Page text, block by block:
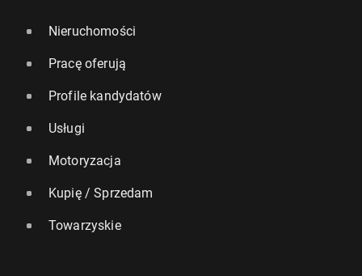
Nieruchomości
Pracę oferują
Profile kandydatów
Usługi
Motoryzacja
Kupię / Sprzedam
Towarzyskie